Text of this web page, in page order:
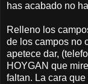
has acabado no
Relleno los
de los campos no
apetece dar,
HOYGAN que
faltan. La cara